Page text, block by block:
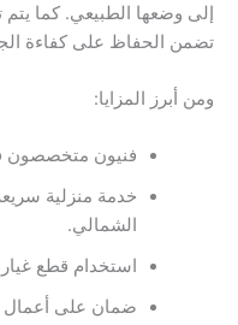
إلى وضعها الطبيعي. كما يتم
تضمن الحفاظ على كفاءة
ومن أبرز المزايا:
فنيون متخصصون
خدمة منزلية
الشمالي.
استخدام قطع
ضمان على أعمال